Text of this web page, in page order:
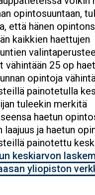
opintosuuntaan,
että hänen
kaikkien haettujen
vähintään 25 op
opintoja
painotetulla
tuleekin merkitä
haetun
laajuus ja haetun
painotettu
keskiarvon
yliopiston